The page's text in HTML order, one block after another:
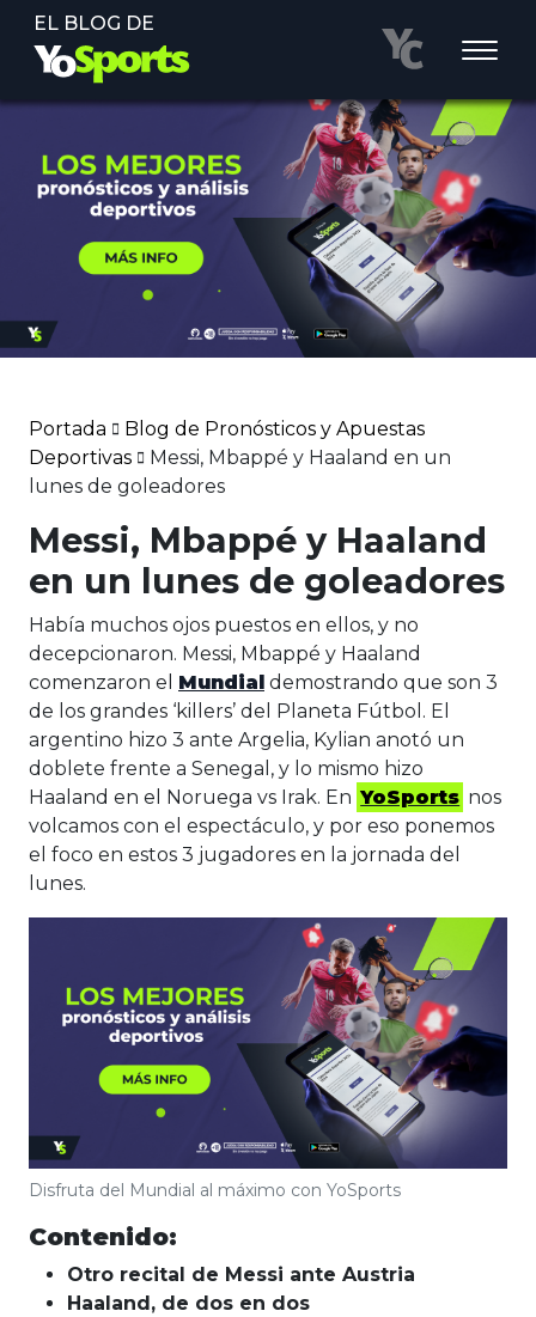
EL BLOG DE
Portada
Blog de Pronósticos y Apuestas
Deportivas
Messi, Mbappé y Haaland en un
lunes de goleadores
Messi, Mbappé y Haaland
en un lunes de goleadores
Había muchos ojos puestos en ellos, y no
decepcionaron. Messi, Mbappé y Haaland
comenzaron el Mundial demostrando que son 3
de los grandes ‘killers’ del Planeta Fútbol. El
argentino hizo 3 ante Argelia, Kylian anotó un
doblete frente a Senegal, y lo mismo hizo
Haaland en el Noruega vs Irak. En YoSports nos
volcamos con el espectáculo, y por eso ponemos
el foco en estos 3 jugadores en la jornada del
lunes.
Disfruta del Mundial al máximo con YoSports
Contenido:
Otro recital de Messi ante Austria
Haaland, de dos en dos